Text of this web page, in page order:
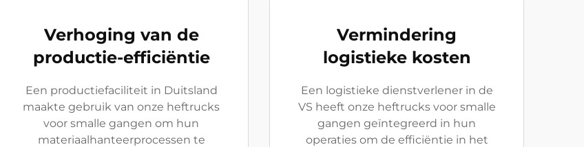
Verhoging van de
productie-efficiëntie
Een productiefaciliteit in Duitsland
maakte gebruik van onze heftrucks
voor smalle gangen om hun
materiaalhanteerprocessen te
Vermindering
logistieke kosten
Een logistieke dienstverlener in de
VS heeft onze heftrucks voor smalle
gangen geïntegreerd in hun
operaties om de efficiëntie in het